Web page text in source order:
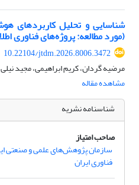
شناسایی و تحلیل کاربردهای
(مورد مطالعه: پروژه‌های فناوری
10.22104/jtdm.2026.8006.3472
مرضیه گردان، کریم ابراهیمی، مجید
مشاهده مقاله
شناسنامه نشریه
صاحب امتیاز
سازمان پژوهش‌های علمی و صنعتی
فناوری ایران